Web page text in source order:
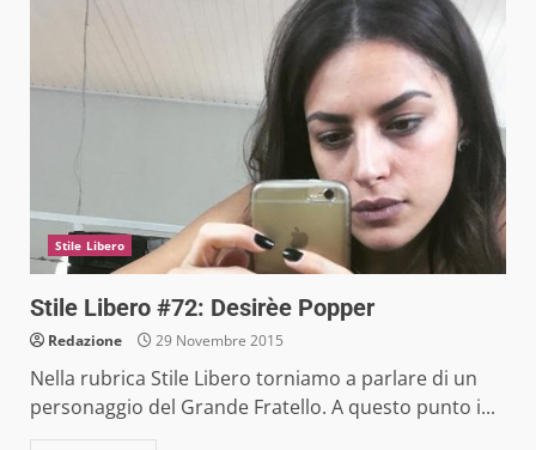
Stile Libero
Stile Libero #72: Desirèe Popper
Redazione 29 Novembre 2015
Nella rubrica Stile Libero torniamo a parlare di un
personaggio del Grande Fratello. A questo punto i...